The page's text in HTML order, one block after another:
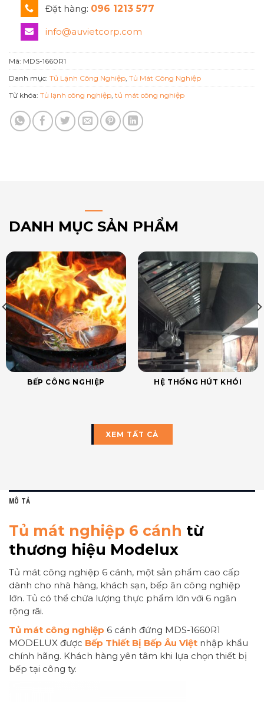
Đặt hàng: 096 1213 577
info@auvietcorp.com
Mã: MDS-1660R1
Danh mục: Tủ Lạnh Công Nghiệp Tủ Mát Công Nghiệp
Từ khóa: Tủ lạnh công nghiệp tủ mát công nghiệp
DANH MỤC SẢN PHẨM
BẾP CÔNG NGHIỆP HỆ THỐNG HÚT KHÓI
XEM TẤT CẢ
MÔ TẢ
Tủ mát nghiệp 6 cánh từ
thương hiệu Modelux
Tủ mát công nghiệp 6 cánh, một sản phẩm cao cấp
dành cho nhà hàng, khách sạn, bếp ăn công nghiệp
lớn. Tủ có thể chứa lượng thực phẩm lớn với 6 ngăn
rộng rãi.
Tủ mát công nghiệp 6 cánh đứng MDS-1660R1
MODELUX được Bếp Thiết Bị Bếp Âu Việt nhập khẩu
chính hãng. Khách hàng yên tâm khi lựa chọn thiết bị
bếp tại công ty.